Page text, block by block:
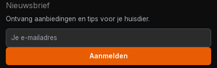
Nieuwsbrief
Ontvang aanbiedingen en tips voor je huisdier.
Aanmelden